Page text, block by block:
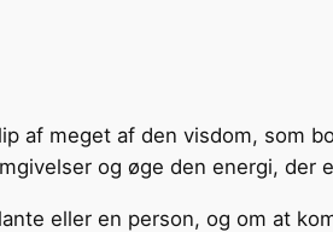
af meget af den visdom, som
og øge den energi, der
eller en person, og om at